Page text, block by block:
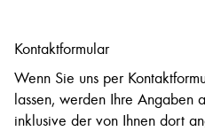
Kontaktformular
Wenn Sie uns per
lassen, werden Ihre Angaben
inklusive der von Ihnen dort